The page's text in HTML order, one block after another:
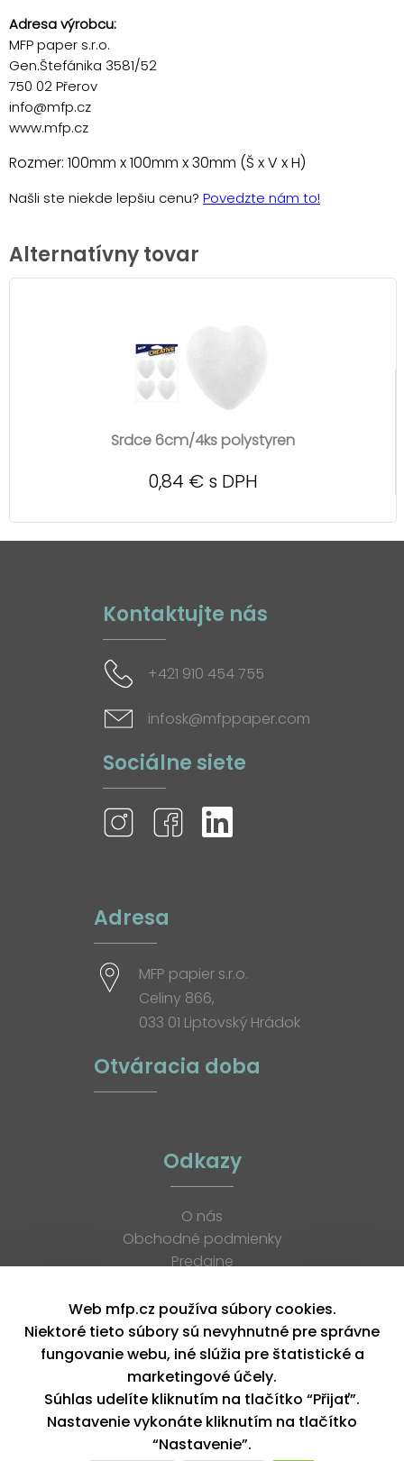
Adresa výrobcu:
MFP paper s.r.o.
Gen.Štefánika 3581/52
750 02 Přerov
info@mfp.cz
www.mfp.cz
Rozmer: 100mm x 100mm x 30mm (Š x V x H)
Našli ste niekde lepšiu cenu? Povedzte nám to!
Alternatívny tovar
Srdce 6cm/4ks polystyren
0,84 € s DPH
Kontaktujte nás
+421 910 454 755
infosk@mfppaper.com
Sociálne siete
Adresa
MFP papier s.r.o.
Celiny 866,
033 01 Liptovský Hrádok
Otváracia doba
Odkazy
O nás
Obchodné podmienky
Predajne
K stiahnutiu
Blog
Kontakt
Kariéra
XML feed
Copyright © 2026, MFP paper s. r. o. | Všetky práva vyhradené
Web mfp.cz používa súbory cookies.
Niektoré tieto súbory sú nevyhnutné pre správne
fungovanie webu, iné slúžia pre štatistické a
marketingové účely.
Súhlas udelíte kliknutím na tlačítko “Přijať”.
Nastavenie vykonáte kliknutím na tlačítko
“Nastavenie”.